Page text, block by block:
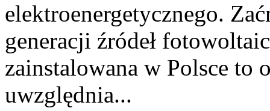
elektroenergetycznego.
generacji źródeł
zainstalowana w Polsce to
uwzględnia...